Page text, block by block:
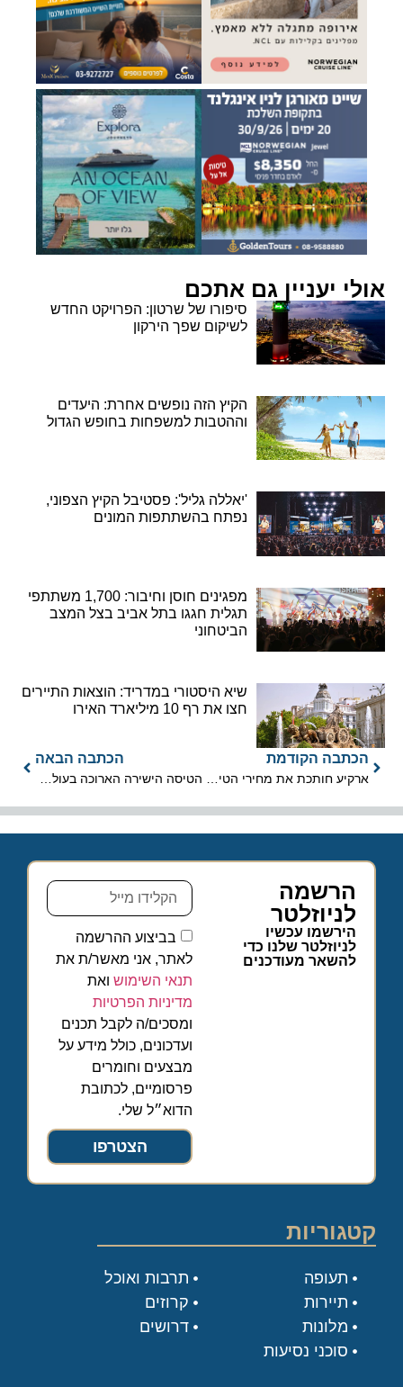
אולי יעניין גם אתכם
סיפורו של שרטון: הפרויקט החדש
לשיקום שפך הירקון
הקיץ הזה נופשים אחרת: היעדים
וההטבות למשפחות בחופש הגדול
'יאללה גליל': פסטיבל הקיץ הצפוני,
נפתח בהשתתפות המונים
מפגינים חוסן וחיבור: 1,700 משתתפי
תגלית חגגו בתל אביב בצל המצב
הביטחוני
שיא היסטורי במדריד: הוצאות התיירים
חצו את רף 10 מיליארד האירו
הכתבה הקודמת הכתבה הבאה
הרשמה
לניוזלטר
הירשמו עכשיו
לניוזלטר שלנו כדי
להשאר מעודכנים
בביצוע ההרשמה
לאתר, אני מאשר/ת את
תנאי השימוש ואת
מדיניות הפרטיות
ומסכים/ה לקבל תכנים
ועדכונים, כולל מידע על
מבצעים וחומרים
פרסומיים, לכתובת
הדוא״ל שלי.
הצטרפו
קטגוריות
תעופה
תיירות
מלונות
סוכני נסיעות
תרבות ואוכל
קרוזים
דרושים